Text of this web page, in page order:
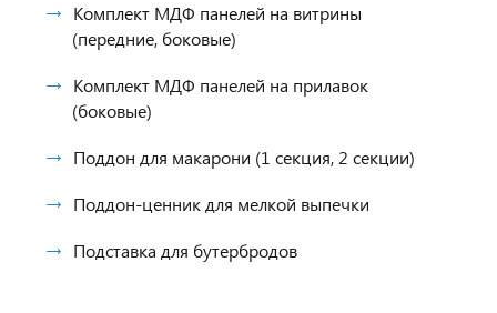
Комплект МДФ панелей на витрины
(передние, боковые)
Комплект МДФ панелей на прилавок
(боковые)
Поддон для макарони (1 секция, 2 секции)
Поддон-ценник для мелкой выпечки
Подставка для бутербродов